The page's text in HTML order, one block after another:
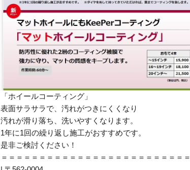
「ホイールコーティング」
表面サラサラで、汚れがつきにくくなり
汚れが滑り落ち、洗いやすくなります。
1年に1回の繰り返し施工がおすすめです。
是非ご検討ください！
＝＝＝＝＝＝＝＝＝＝＝＝＝＝＝＝＝＝＝＝＝＝＝＝＝